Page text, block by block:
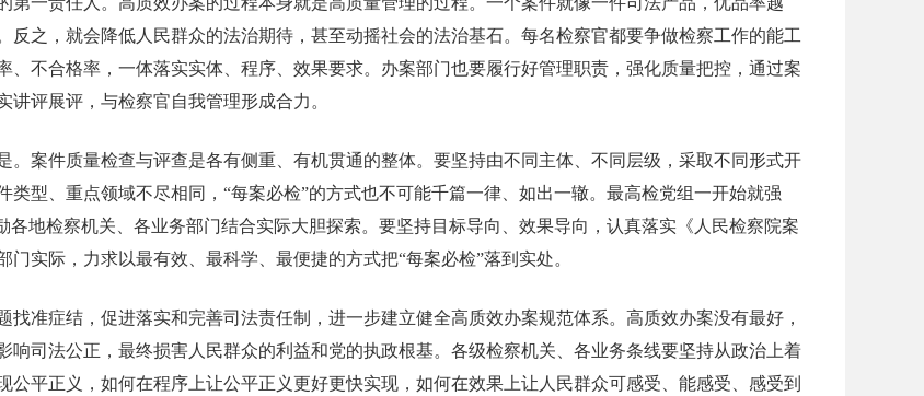
之，就会降低人民群众的法治期待，甚至动摇社会的法治基石。每名检察官都要争做检察工作的能工
不合格率，一体落实实体、程序、效果要求。办案部门也要履行好管理职责，强化质量把控，通过案
评展评，与检察官自我管理形成合力。
。案件质量检查与评查是各有侧重、有机贯通的整体。要坚持由不同主体、不同层级，采取不同形式开
型、重点领域不尽相同，“每案必检”的方式也不可能千篇一律、如出一辙。最高检党组一开始就强
地检察机关、各业务部门结合实际大胆探索。要坚持目标导向、效果导向，认真落实《人民检察院案
实际，力求以最有效、最科学、最便捷的方式把“每案必检”落到实处。
准症结，促进落实和完善司法责任制，进一步建立健全高质效办案规范体系。高质效办案没有最好，
响司法公正，最终损害人民群众的利益和党的执政根基。各级检察机关、各业务条线要坚持从政治上着
平正义，如何在程序上让公平正义更好更快实现，如何在效果上让人民群众可感受、能感受、感受到